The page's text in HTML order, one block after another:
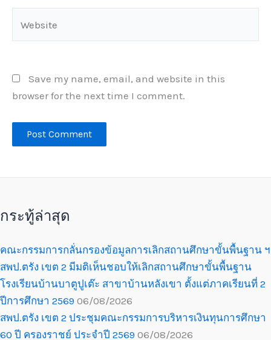
Save my name, email, and website in this
browser for the next time I comment.
กระทู้ล่าสุด
คณะกรรมการกลั่นกรองข้อมูลการเลิกสถานศึกษาขั้นพื้นฐาน ฯ
สพป.ตรัง เขต 2 มีมติเห็นชอบให้เลิกสถานศึกษาขั้นพื้นฐาน
โรงเรียนบ้านบาตูปูเต๊ะ สาขาบ้านหลังเขา ตั้งแต่ภาคเรียนที่ 2
ปีการศึกษา 2569 06/08/2026
สพป.ตรัง เขต 2 ประชุมคณะกรรมการบริหารเงินทุนการศึกษา
60 ปี ครองราชย์ ประจำปี 2569 06/08/2026